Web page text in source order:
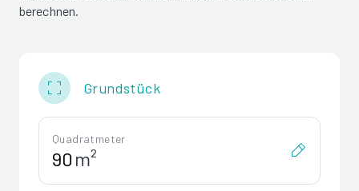
berechnen.
Grundstück
Quadratmeter
m²